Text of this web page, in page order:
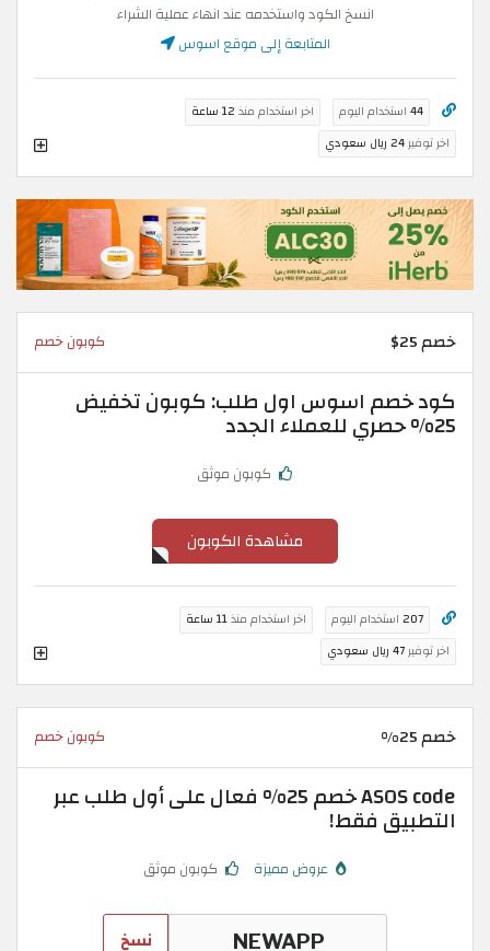
انسخ الكود واستخدمه عند انهاء عملية الشراء
المتابعة إلى موقع اسوس
44 استخدام اليوم اخر استخدام منذ 12 ساعة
اخر توفير24 ريال سعودي
خصم 25$ كوبون خصم
كود خصم اسوس اول طلب: كوبون تخفيض
25% حصري للعملاء الجدد
كوبون موثق
مشاهدة الكوبون
207 استخدام اليوم اخر استخدام منذ11 ساعة
اخر توفير47 ريال سعودي
خصم 25% كوبون خصم
ASOS code خصم 25% فعال على أول طلب عبر
التطبيق فقط!
عروض مميزة كوبون موثق
نسخ